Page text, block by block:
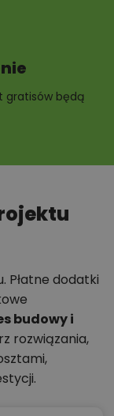
gratisów będą
Płatne dodatki
budowy i
rozwiązania,